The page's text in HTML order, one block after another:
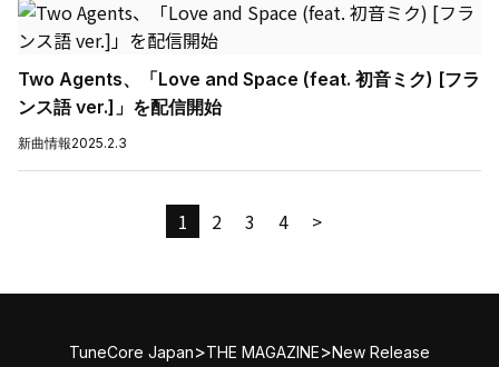
Two Agents、「Love and Space (feat. 初音ミク) [フラ
ンス語 ver.]」を配信開始
新曲情報2025.2.3
1 2 3 4 >
TuneCore Japan>THE MAGAZINE>New Release